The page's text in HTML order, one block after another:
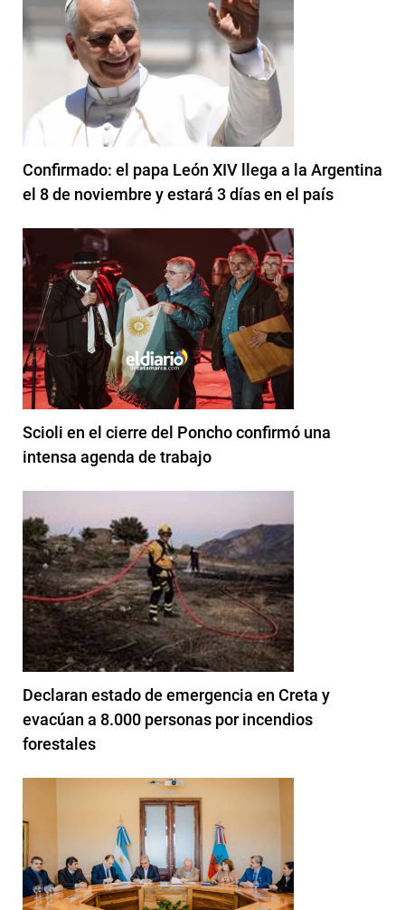
Confirmado: el papa León XIV llega a la Argentina
el 8 de noviembre y estará 3 días en el país
Scioli en el cierre del Poncho confirmó una
intensa agenda de trabajo
Declaran estado de emergencia en Creta y
evacúan a 8.000 personas por incendios
forestales